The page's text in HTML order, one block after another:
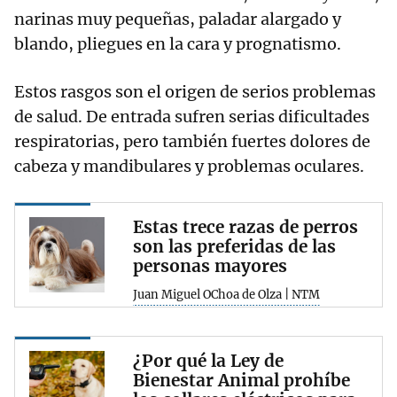
narinas muy pequeñas, paladar alargado y
blando, pliegues en la cara y prognatismo.
Estos rasgos son el origen de serios problemas
de salud. De entrada sufren serias dificultades
respiratorias, pero también fuertes dolores de
cabeza y mandibulares y problemas oculares.
Estas trece razas de perros
son las preferidas de las
personas mayores
Juan Miguel OChoa de Olza | NTM
¿Por qué la Ley de
Bienestar Animal prohíbe